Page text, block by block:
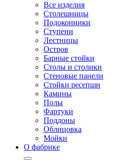
Все изделия
Столешницы
Подоконники
Ступени
Лестницы
Остров
Барные стойки
Столы и столики
Стеновые панели
Стойки ресепшн
Камины
Полы
Фартуки
Поддоны
Облицовка
Мойки
О фабрике